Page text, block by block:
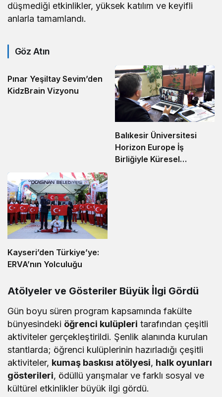
düşmediği etkinlikler, yüksek katılım ve keyifli
anlarla tamamlandı.
Göz Atın
Pınar Yeşiltay Sevim’den
KidzBrain Vizyonu
Balıkesir Üniversitesi
Horizon Europe İş
Birliğiyle Küresel
Kayseri’den Türkiye’ye:
ERVA’nın Yolculuğu
Atölyeler ve Gösteriler Büyük İlgi Gördü
Gün boyu süren program kapsamında fakülte
bünyesindeki öğrenci kulüpleri tarafından çeşitli
aktiviteler gerçekleştirildi. Şenlik alanında kurulan
stantlarda; öğrenci kulüplerinin hazırladığı çeşitli
aktiviteler, kumaş baskısı atölyesi, halk oyunları
gösterileri, ödüllü yarışmalar ve farklı sosyal ve
kültürel etkinlikler büyük ilgi gördü.